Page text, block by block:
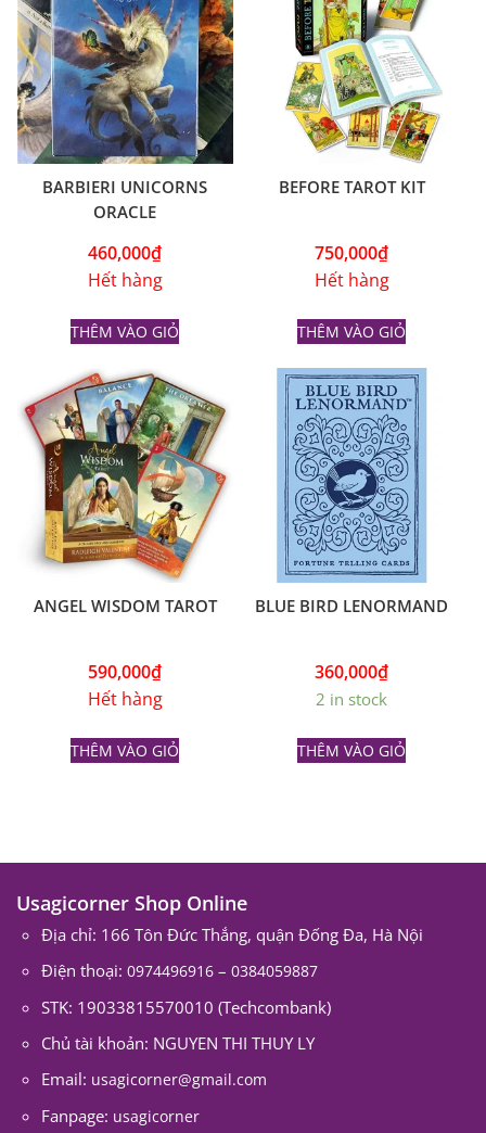
BARBIERI UNICORNS
ORACLE
460,000₫
Hết hàng
THÊM VÀO GIỎ
BEFORE TAROT KIT
750,000₫
Hết hàng
THÊM VÀO GIỎ
ANGEL WISDOM TAROT
590,000₫
Hết hàng
THÊM VÀO GIỎ
BLUE BIRD LENORMAND
360,000₫
2 in stock
THÊM VÀO GIỎ
Usagicorner Shop Online
Địa chỉ: 166 Tôn Đức Thắng, quận Đống Đa, Hà Nội
Điện thoại: 0974496916 – 0384059887
STK: 19033815570010 (Techcombank)
Chủ tài khoản: NGUYEN THI THUY LY
Email: usagicorner@gmail.com
Fanpage: usagicorner